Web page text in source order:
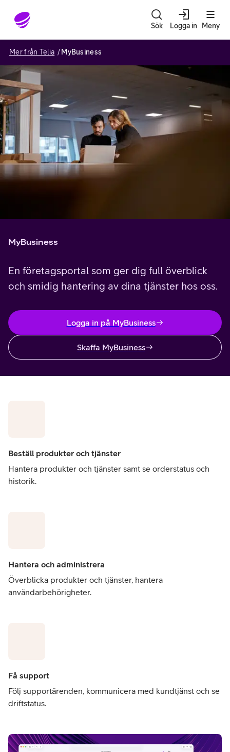
Gå till sidans innehåll
Sök Logga in Meny
Mer från Telia MyBusiness
MyBusiness
En företagsportal som ger dig full överblick
och smidig hantering av dina tjänster hos oss.
Logga in på MyBusiness
Skaffa MyBusiness
Beställ produkter och tjänster
Hantera produkter och tjänster samt se orderstatus och
historik.
Hantera och administrera
Överblicka produkter och tjänster, hantera
användarbehörigheter.
Få support
Följ supportärenden, kommunicera med kundtjänst och se
driftstatus.